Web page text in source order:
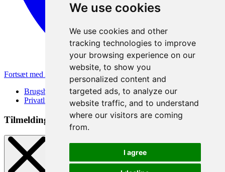
We use cookies
We use cookies and other
tracking technologies to improve
your browsing experience on our
website, to show you
personalized content and
targeted ads, to analyze our
website traffic, and to understand
where our visitors are coming
from.
I agree
Fortsæt med Apple
Brugsbetingelser
Privatlivspolitik
Tilmeldingsmetode